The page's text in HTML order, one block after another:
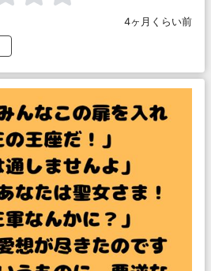
4ヶ月くらい前